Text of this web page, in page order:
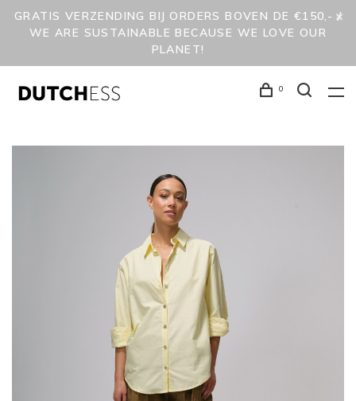
GRATIS VERZENDING BIJ ORDERS BOVEN DE €150,- /
WE ARE SUSTAINABLE BECAUSE WE LOVE OUR
PLANET!
0